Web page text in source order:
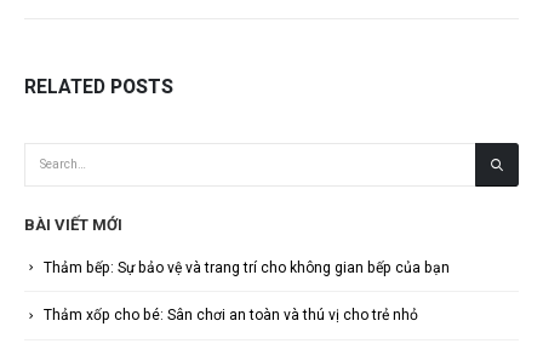
RELATED POSTS
BÀI VIẾT MỚI
Thảm bếp: Sự bảo vệ và trang trí cho không gian bếp của bạn
Thảm xốp cho bé: Sân chơi an toàn và thú vị cho trẻ nhỏ